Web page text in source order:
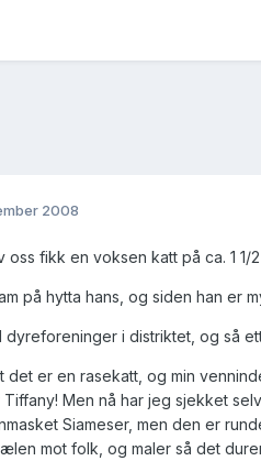
2008
oss fikk en voksen katt på ca. 1 1/
på hytta hans, og siden han er
dyreforeninger i distriktet, og så
det er en rasekatt, og min
Men nå har jeg sjekket
Siameser, men den er
mot folk, og maler så det